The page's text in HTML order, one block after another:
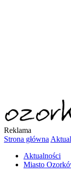
Reklama
Strona główna
Aktualności
Miasto